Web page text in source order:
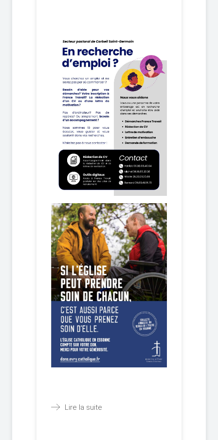
Lire la suite
28 septembre 2025
21 septembre 2025
14 septembre 2025
7 septembre 2025
24 août 2025
10 août 2025
6 juillet 2025
29 juin 2025
22 juin 2025
15 juin 2025
8 juin 2025
1er juin 2025
25 mai 2025
18 mai 2025
4 mai 2025
27 avril 2025
20 avril 2025
13 avril 2025
6 avril 2025
30 mars 2025
23 mars 2025
16 mars 2025
9 mars 2025
2 mars 2025
23 février 2025
16 février 2025
9 février 2025
2 février 2025
26 janvier 2025
19 janvier 2025
29 décembre 2024